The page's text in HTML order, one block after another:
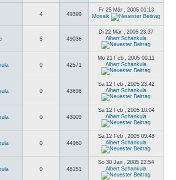
4 49399
Fr 25 Mär , 2005 01:13
Mosaik
5 49036
Di 22 Mär , 2005 23:37
Albert Schankula
0 42571
Mo 21 Feb , 2005 00:11
Albert Schankula
0 43698
Sa 12 Feb , 2005 23:42
Albert Schankula
0 43009
Sa 12 Feb , 2005 10:04
Albert Schankula
0 44960
Sa 12 Feb , 2005 09:48
Albert Schankula
0 48151
So 30 Jan , 2005 22:54
Albert Schankula